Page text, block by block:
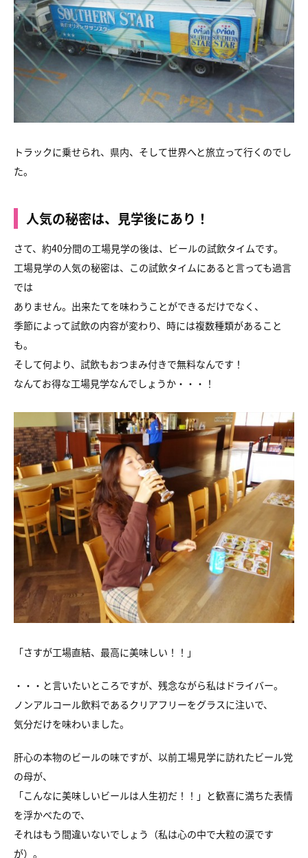
トラックに乗せられ、県内、そして世界へと旅立って行くのでし
た。
人気の秘密は、見学後にあり！
さて、約40分間の工場見学の後は、ビールの試飲タイムです。
工場見学の人気の秘密は、この試飲タイムにあると言っても過言
では
ありません。出来たてを味わうことができるだけでなく、
季節によって試飲の内容が変わり、時には複数種類があること
も。
そして何より、試飲もおつまみ付きで無料なんです！
なんてお得な工場見学なんでしょうか・・・！
「さすが工場直結、最高に美味しい！！」
・・・と言いたいところですが、残念ながら私はドライバー。
ノンアルコール飲料であるクリアフリーをグラスに注いで、
気分だけを味わいました。
肝心の本物のビールの味ですが、以前工場見学に訪れたビール党
の母が、
「こんなに美味しいビールは人生初だ！！」と歓喜に満ちた表情
を浮かべたので、
それはもう間違いないでしょう（私は心の中で大粒の涙です
が）。